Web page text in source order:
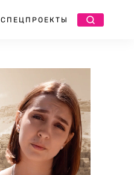
СПЕЦПРОЕКТЫ